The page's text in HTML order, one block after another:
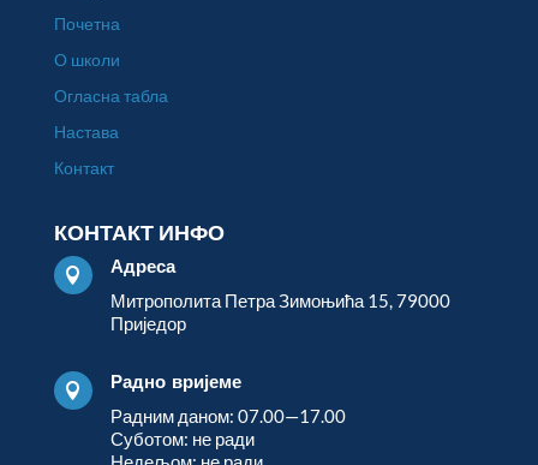
Почетна
О школи
Огласна табла
Настава
Контакт
КОНТАКТ ИНФО

Адреса
Митрополита Петра Зимоњића 15, 79000
Приједор

Радно вријеме
Радним даном: 07.00—17.00
Суботом: не ради